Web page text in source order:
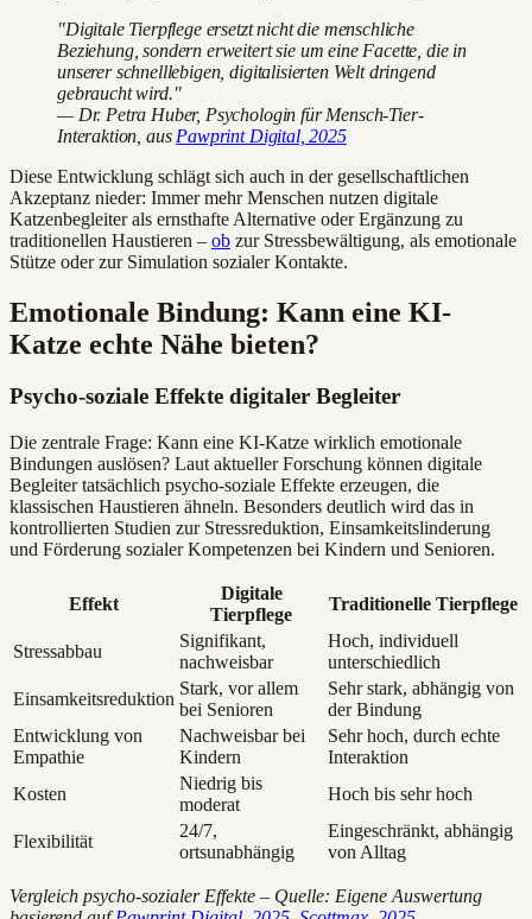
"Digitale Tierpflege ersetzt nicht die menschliche
Beziehung, sondern erweitert sie um eine Facette, die in
unserer schnelllebigen, digitalisierten Welt dringend
gebraucht wird."
— Dr. Petra Huber, Psychologin für Mensch-Tier-
Interaktion, aus Pawprint Digital, 2025
Diese Entwicklung schlägt sich auch in der gesellschaftlichen
Akzeptanz nieder: Immer mehr Menschen nutzen digitale
Katzenbegleiter als ernsthafte Alternative oder Ergänzung zu
traditionellen Haustieren – ob zur Stressbewältigung, als emotionale
Stütze oder zur Simulation sozialer Kontakte.
Emotionale Bindung: Kann eine KI-
Katze echte Nähe bieten?
Psycho-soziale Effekte digitaler Begleiter
Die zentrale Frage: Kann eine KI-Katze wirklich emotionale
Bindungen auslösen? Laut aktueller Forschung können digitale
Begleiter tatsächlich psycho-soziale Effekte erzeugen, die
klassischen Haustieren ähneln. Besonders deutlich wird das in
kontrollierten Studien zur Stressreduktion, Einsamkeitslinderung
und Förderung sozialer Kompetenzen bei Kindern und Senioren.
Effekt
Digitale
Tierpflege
Traditionelle Tierpflege
Stressabbau
Signifikant,
nachweisbar
Hoch, individuell
unterschiedlich
Einsamkeitsreduktion
Stark, vor allem
bei Senioren
Sehr stark, abhängig von
der Bindung
Entwicklung von
Empathie
Nachweisbar bei
Kindern
Sehr hoch, durch echte
Interaktion
Kosten
Niedrig bis
moderat
Hoch bis sehr hoch
Flexibilität
24/7,
ortsunabhängig
Eingeschränkt, abhängig
von Alltag
Vergleich psycho-sozialer Effekte – Quelle: Eigene Auswertung